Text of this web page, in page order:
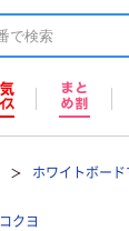
ホワイトボード
コクヨ